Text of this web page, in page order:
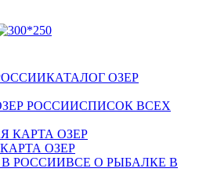
КАТАЛОГ ОЗЕР
СПИСОК ВСЕХ
ОЗЕР
ВСЕ О РЫБАЛКЕ В